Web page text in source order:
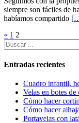
siempre son fáciles de
habíamos compartido
Paginación
de
entradas
« 1 2
Buscar:
Entradas recientes
Cuadro infantil,
Velas en botes
Cómo hacer
Cómo hacer
Portavelas con